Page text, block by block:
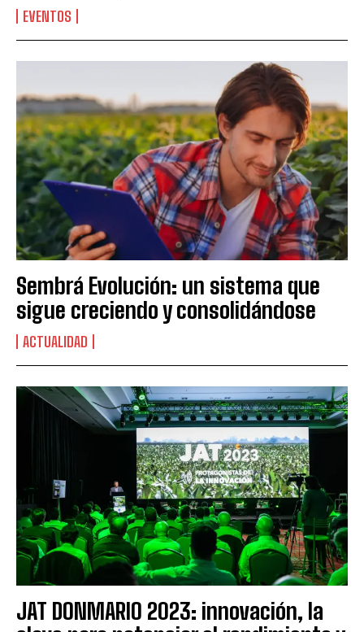
EVENTOS
Sembrá Evolución: un sistema que
sigue creciendo y consolidándose
ACTUALIDAD
JAT DONMARIO 2023: innovación, la